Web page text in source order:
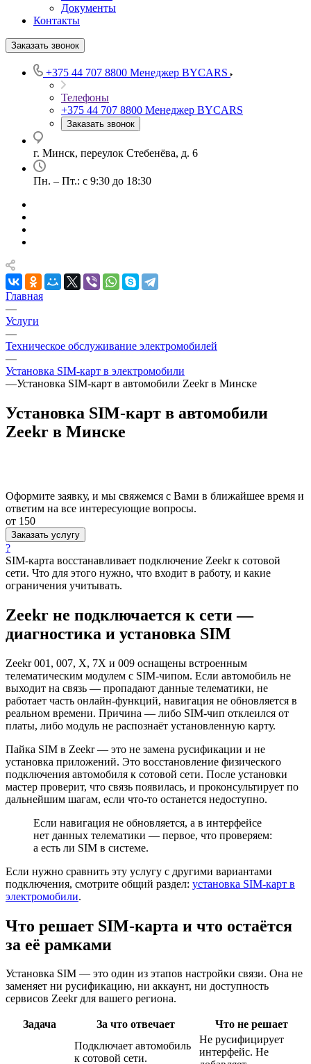
Документы
Контакты
Заказать звонок
+375 44 707 8800 Менеджер BYCARS
Телефоны
+375 44 707 8800 Менеджер BYCARS
Заказать звонок
г. Минск, переулок Стебенёва, д. 6
Пн. – Пт.: с 9:30 до 18:30
Главная
—
Услуги
—
Техническое обслуживание электромобилей
—
Установка SIM-карт в электромобили
—Установка SIM-карт в автомобили Zeekr в Минске
Установка SIM-карт в автомобили
Zeekr в Минске
Оформите заявку, и мы свяжемся с Вами в ближайшее время и
ответим на все интересующие вопросы.
от 150
Заказать услугу
?
SIM-карта восстанавливает подключение Zeekr к сотовой
сети. Что для этого нужно, что входит в работу, и какие
ограничения учитывать.
Zeekr не подключается к сети —
диагностика и установка SIM
Zeekr 001, 007, X, 7X и 009 оснащены встроенным
телематическим модулем с SIM-чипом. Если автомобиль не
выходит на связь — пропадают данные телематики, не
работает часть онлайн-функций, навигация не обновляется в
реальном времени. Причина — либо SIM-чип отклеился от
платы, либо модуль не распознаёт установленную карту.
Пайка SIM в Zeekr — это не замена русификации и не
установка приложений. Это восстановление физического
подключения автомобиля к сотовой сети. После установки
мастер проверит, что связь появилась, и проконсультирует по
дальнейшим шагам, если что-то останется недоступно.
Если навигация не обновляется, а в интерфейсе
нет данных телематики — первое, что проверяем:
а есть ли SIM в системе.
Если нужно сравнить эту услугу с другими вариантами
подключения, смотрите общий раздел: установка SIM-карт в
электромобили.
Что решает SIM-карта и что остаётся
за её рамками
Установка SIM — это один из этапов настройки связи. Она не
заменяет ни русификацию, ни аккаунт, ни доступность
сервисов Zeekr для вашего региона.
Задача За что отвечает
Что не решает
Подключает автомобиль
к сотовой сети.
Не русифицирует
интерфейс. Не